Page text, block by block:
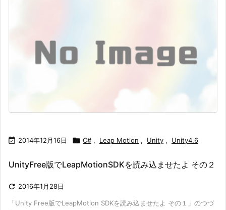
 2014年12月16日  C# , Leap Motion , Unity , Unity4.6
UnityFree版でLeapMotionSDKを読み込ませたよ その２
 2016年1月28日
「Unity Free版でLeapMotion SDKを読み込ませたよ その１」のつづ